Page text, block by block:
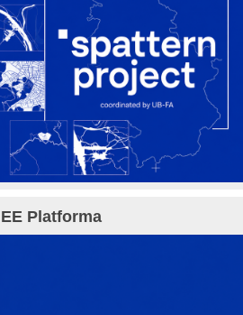
EE Platforma